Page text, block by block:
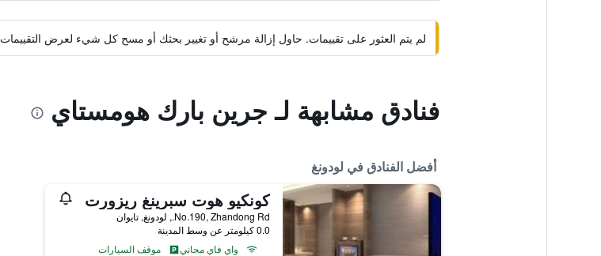
لم يتم العثور على تقييمات. حاول إزالة مرشح أو تغيير بحثك أو مسح كل شيء لعرض
فنادق مشابهة لـ جرين بارك هومستاي
أفضل الفنادق في لودونغ
كونكيو هوت سبرينغ ريزورت
No.190, Zhandong Rd., لودونغ, تايوان
0.0 كيلومتر عن وسط المدينة
واي فاي مجاني
موقف السيارات